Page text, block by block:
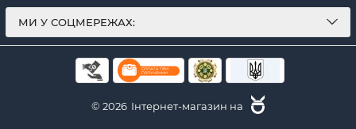
МИ У СОЦМЕРЕЖАХ:
© 2026 Інтернет-магазин на